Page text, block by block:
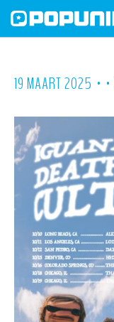
19 MAART 2025 • •